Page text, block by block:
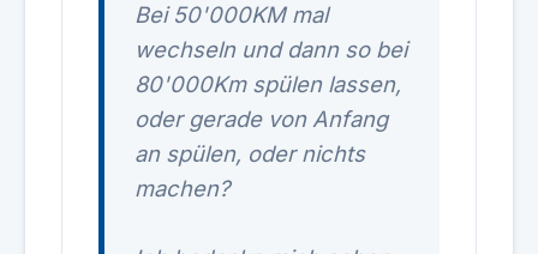
Bei 50'000KM mal
wechseln und dann so bei
80'000Km spülen lassen,
oder gerade von Anfang
an spülen, oder nichts
machen?